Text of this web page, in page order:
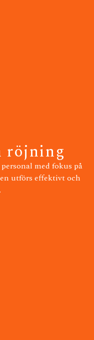
röjning
med fokus på
utförs effektivt och